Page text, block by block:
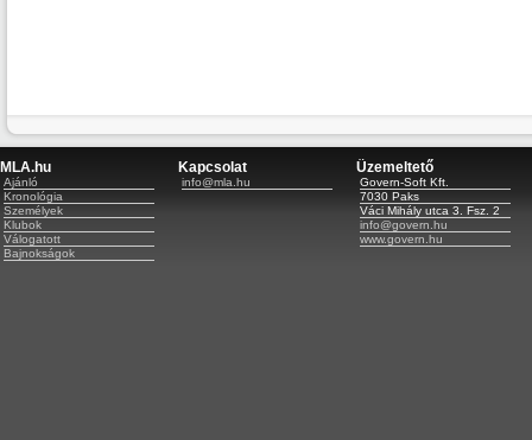
MLA.hu
Ajánló
Kronológia
Személyek
Klubok
Válogatott
Bajnokságok
Kapcsolat
info@mla.hu
Üzemeltető
Govern-Soft Kft.
7030 Paks
Váci Mihály utca 3. Fsz. 2
info@govern.hu
www.govern.hu